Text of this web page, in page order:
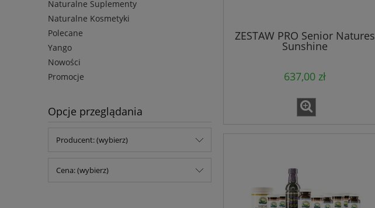
Naturalne Suplementy
Naturalne Kosmetyki
Polecane
Yango
Nowości
Promocje
Opcje przeglądania
Producent: (wybierz)
Cena: (wybierz)
ZESTAW PRO Senior Natures
Sunshine
637,00 zł